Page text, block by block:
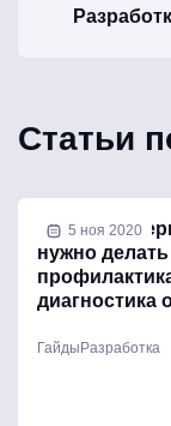
Статьи
5 ноя 2020
Какие
нужно
диагностика
Гайды Разработка